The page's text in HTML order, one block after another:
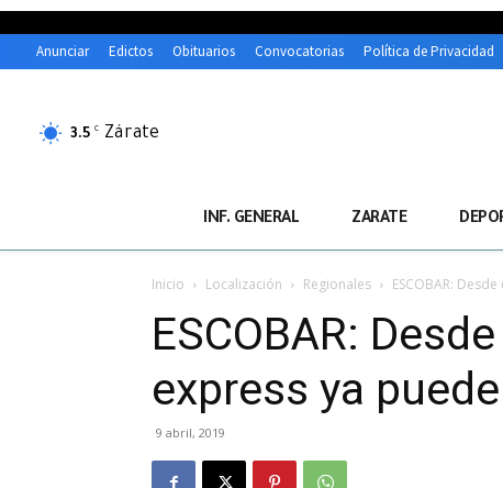
Anunciar Edictos Obituarios Convocatorias Política de Privacidad
3.5 C Zárate
INF. GENERAL ZARATE
Inicio Localización Regionales ESCOBAR:
ESCOBAR:
express ya
9 abril, 2019